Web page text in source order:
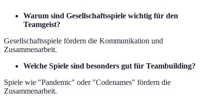
Warum sind Gesellschaftsspiele wichtig für den
Teamgeist?
Gesellschaftsspiele fördern die Kommunikation und
Zusammenarbeit.
Welche Spiele sind besonders gut für Teambuilding?
Spiele wie "Pandemic" oder "Codenames" fördern die
Zusammenarbeit.